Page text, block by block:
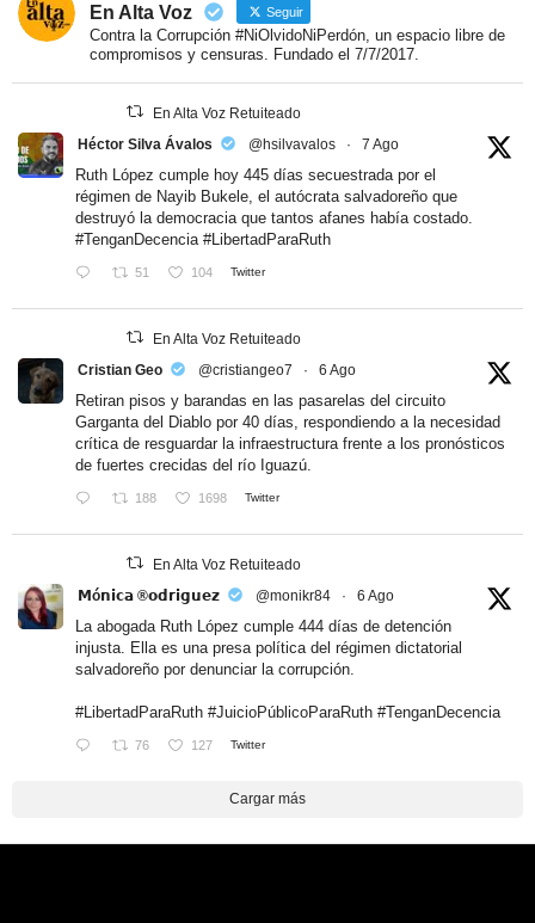
En Alta Voz Seguir
Contra la Corrupción #NiOlvidoNiPerdón, un espacio libre de
compromisos y censuras. Fundado el 7/7/2017.
En Alta Voz Retuiteado
Héctor Silva Ávalos
@hsilvavalos · 7 Ago
Ruth López cumple hoy 445 días secuestrada por el
régimen de Nayib Bukele, el autócrata salvadoreño que
destruyó la democracia que tantos afanes había costado.
#TenganDecencia #LibertadParaRuth
51 104 Twitter
En Alta Voz Retuiteado
Cristian Geo
@cristiangeo7 · 6 Ago
Retiran pisos y barandas en las pasarelas del circuito
Garganta del Diablo por 40 días, respondiendo a la necesidad
crítica de resguardar la infraestructura frente a los pronósticos
de fuertes crecidas del río Iguazú.
188 1698 Twitter
En Alta Voz Retuiteado
𝗠ó𝗻𝗶𝗰𝗮 ®𝗼𝗱𝗿𝗶𝗴𝘂𝗲𝘇
@monikr84 · 6 Ago
La abogada Ruth López cumple 444 días de detención
injusta. Ella es una presa política del régimen dictatorial
salvadoreño por denunciar la corrupción.
#LibertadParaRuth #JuicioPúblicoParaRuth #TenganDecencia
76 127 Twitter
Cargar más